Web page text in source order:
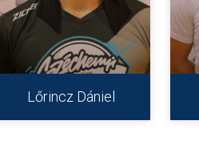
Lőrincz Dániel